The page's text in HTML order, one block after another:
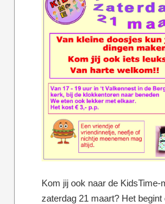
Kom jij ook naar de KidsTime-
zaterdag 21 maart? Het begint